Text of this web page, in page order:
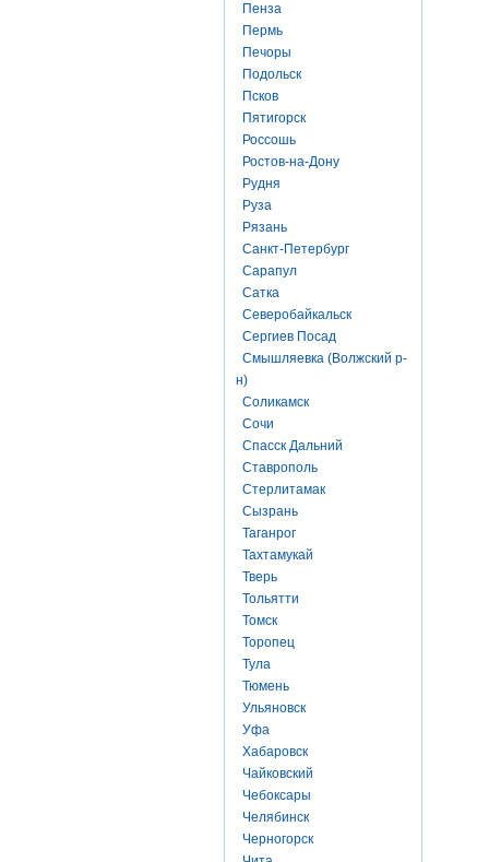
Пенза
Пермь
Печоры
Подольск
Псков
Пятигорск
Россошь
Ростов-на-Дону
Рудня
Руза
Рязань
Санкт-Петербург
Сарапул
Сатка
Северобайкальск
Сергиев Посад
Смышляевка (Волжский р-
н)
Соликамск
Сочи
Спасск Дальний
Ставрополь
Стерлитамак
Сызрань
Таганрог
Тахтамукай
Тверь
Тольятти
Томск
Торопец
Тула
Тюмень
Ульяновск
Уфа
Хабаровск
Чайковский
Чебоксары
Челябинск
Черногорск